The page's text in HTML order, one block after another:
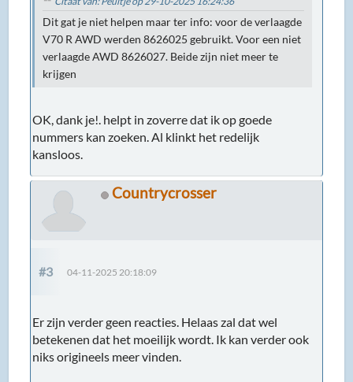
Dit gat je niet helpen maar ter info: voor de verlaagde
V70 R AWD werden 8626025 gebruikt. Voor een niet
verlaagde AWD 8626027. Beide zijn niet meer te
krijgen
OK, dank je!. helpt in zoverre dat ik op goede
nummers kan zoeken. Al klinkt het redelijk
kansloos.
Countrycrosser
#3 04-11-2025 20:18:09
Er zijn verder geen reacties. Helaas zal dat wel
betekenen dat het moeilijk wordt. Ik kan verder ook
niks origineels meer vinden.